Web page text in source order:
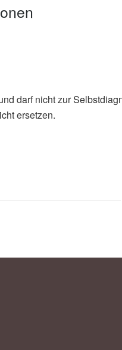
startet, (Abruf:
Gesundheit und
darf nicht zur
ersetzen.